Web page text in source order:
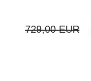
729,00 EUR